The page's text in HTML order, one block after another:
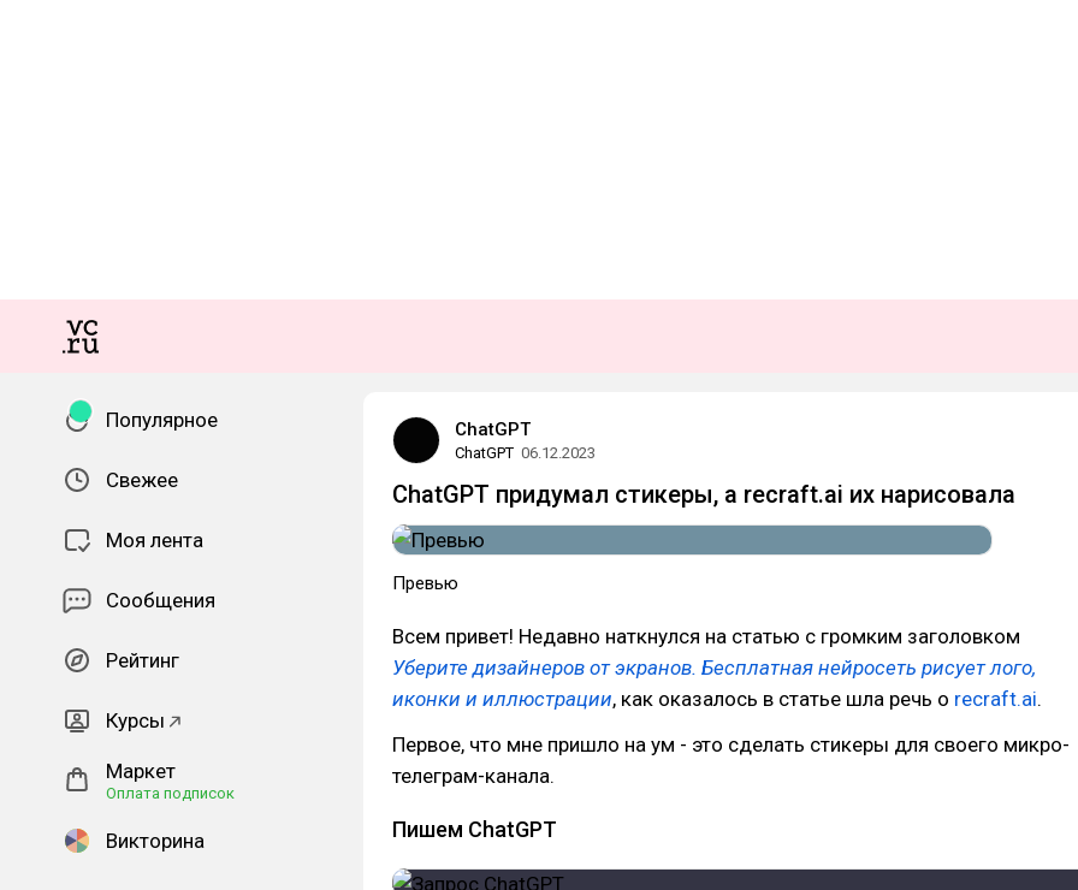
Популярное
Свежее
Моя лента
Сообщения
Рейтинг
Курсы
Маркет
Оплата подписок
Викторина
ChatGPT
ChatGPT 06.12.2023
ChatGPT придумал стикеры, а recraft.ai их нарисовала
Превью
Всем привет! Недавно наткнулся на статью с громким заголовком
Уберите дизайнеров от экранов. Бесплатная нейросеть рисует лого,
иконки и иллюстрации, как оказалось в статье шла речь о recraft.ai.
Первое, что мне пришло на ум - это сделать стикеры для своего микро-
телеграм-канала.
Пишем ChatGPT